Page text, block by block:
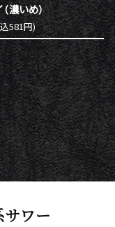
濃いめ）
581円)
ワー